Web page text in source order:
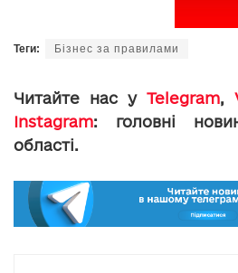
Теги: Бізнес за правилами
Читайте нас у Telegram,
Instagram: головні
області.